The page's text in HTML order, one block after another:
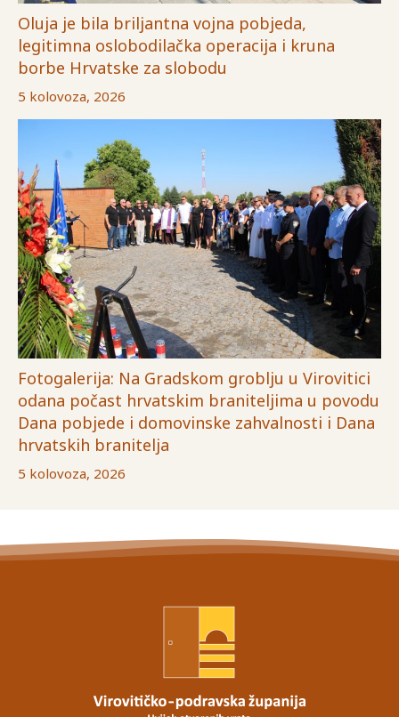
Oluja je bila briljantna vojna pobjeda,
legitimna oslobodilačka operacija i kruna
borbe Hrvatske za slobodu
5 kolovoza, 2026
Fotogalerija: Na Gradskom groblju u Virovitici
odana počast hrvatskim braniteljima u povodu
Dana pobjede i domovinske zahvalnosti i Dana
hrvatskih branitelja
5 kolovoza, 2026